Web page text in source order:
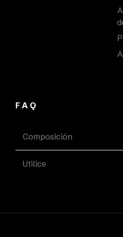
FAQ
Composición
Utilice